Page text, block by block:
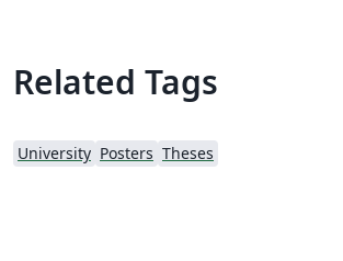
Related Tags
University Posters Theses